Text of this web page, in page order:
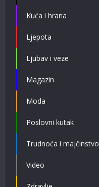
Kuća i hrana
Ljepota
Ljubav i veze
Magazin
Moda
Poslovni kutak
Trudnoća i majčinstvo
Video